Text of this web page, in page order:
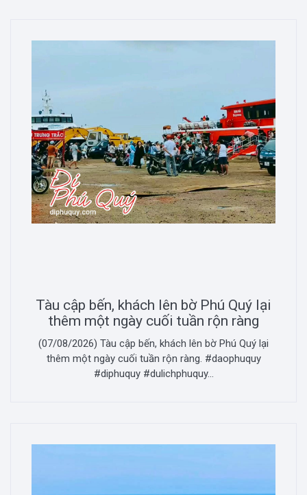
Tàu cập bến, khách lên bờ Phú Quý lại
thêm một ngày cuối tuần rộn ràng
(07/08/2026) Tàu cập bến, khách lên bờ Phú Quý lại
thêm một ngày cuối tuần rộn ràng. #daophuquy
#diphuquy #dulichphuquy...